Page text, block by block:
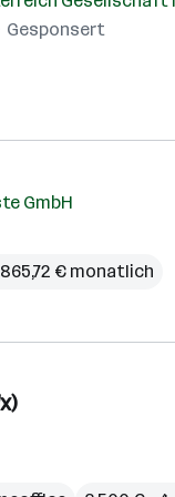
Gesponsert
GmbH
€ monatlich